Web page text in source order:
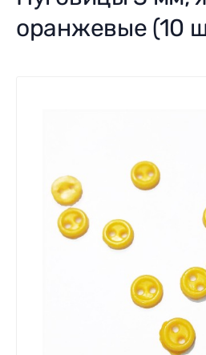
оранжевые (10